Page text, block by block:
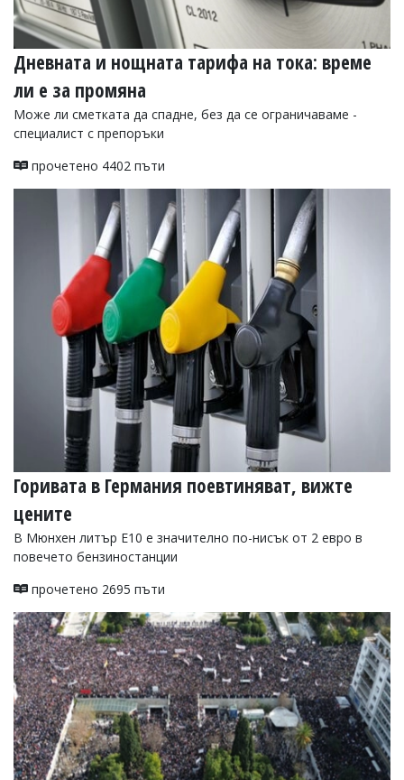
Дневната и нощната тарифа на тока: време
ли е за промяна
Може ли сметката да спадне, без да се ограничаваме -
специалист с препоръки
прочетено 4402 пъти
Горивата в Германия поевтиняват, вижте
цените
В Мюнхен литър E10 е значително по-нисък от 2 евро в
повечето бензиностанции
прочетено 2695 пъти